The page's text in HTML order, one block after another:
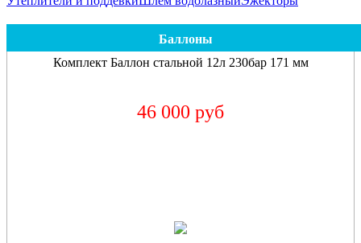
Баллоны
Комплект Баллон стальной 12л 230бар 171 мм
46 000 руб